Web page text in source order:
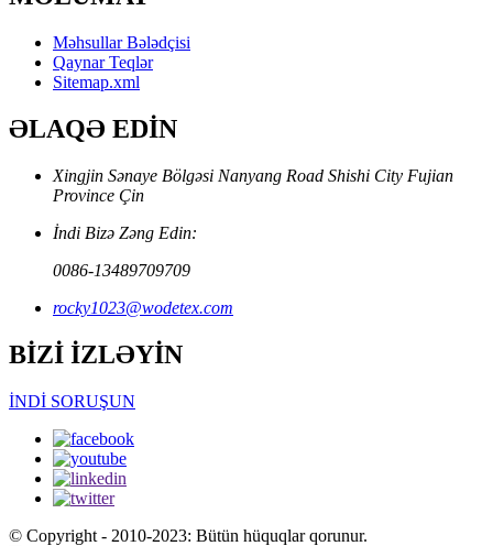
Məhsullar Bələdçisi
Qaynar Teqlər
Sitemap.xml
ƏLAQƏ EDİN
Xingjin Sənaye Bölgəsi Nanyang Road Shishi City Fujian
Province Çin
İndi Bizə Zəng Edin:
0086-13489709709
rocky1023@wodetex.com
BİZİ İZLƏYİN
İNDİ SORUŞUN
© Copyright - 2010-2023: Bütün hüquqlar qorunur.